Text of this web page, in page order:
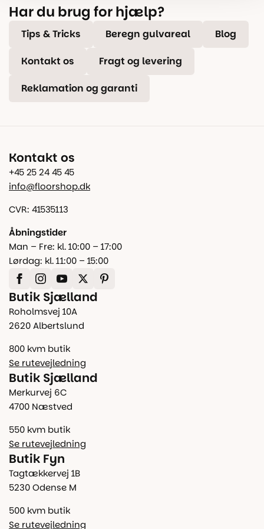
Har du brug for hjælp?
Tips & Tricks Beregn gulvareal Blog
Kontakt os Fragt og levering
Reklamation og garanti
Kontakt os
+45 25 24 45 45
info@floorshop.dk
CVR: 41535113
Åbningstider
Man – Fre: kl. 10:00 – 17:00
Lørdag: kl. 11:00 – 15:00
Butik Sjælland
Roholmsvej 10A
2620 Albertslund
800 kvm butik
Se rutevejledning
Butik Sjælland
Merkurvej 6C
4700 Næstved
550 kvm butik
Se rutevejledning
Butik Fyn
Tagtækkervej 1B
5230 Odense M
500 kvm butik
Se rutevejledning